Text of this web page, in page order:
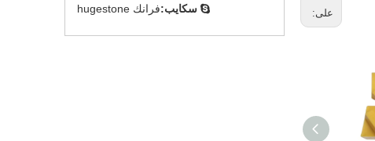
 سكايب:فرانك hugestone على: